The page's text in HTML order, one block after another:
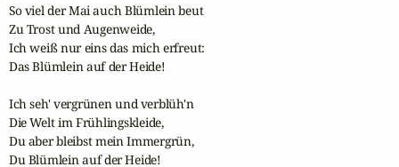
So viel der Mai auch Blümlein beut
Zu Trost und Augenweide,
Ich weiß nur eins das mich erfreut:
Das Blümlein auf der Heide!
Ich seh' vergrünen und verblüh'n
Die Welt im Frühlingskleide,
Du aber bleibst mein Immergrün,
Du Blümlein auf der Heide!